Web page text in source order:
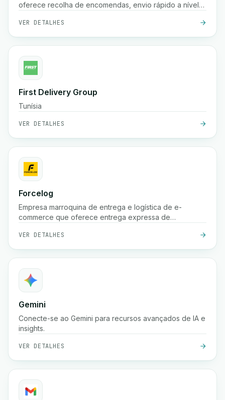
oferece recolha de encomendas, envio rápido a nível
real para empresas e lojas online.
VER DETALHES
First Delivery Group
Tunísia
VER DETALHES
Forcelog
Empresa marroquina de entrega e logística de e-
commerce que oferece entrega expressa de
cidades, 48 horas nas cidades menores), recolha
gratuita, armazenamento, embalagem e serviços de
rastreamento em todo o país.
VER DETALHES
Gemini
Conecte-se ao Gemini para recursos avançados de IA e
insights.
VER DETALHES